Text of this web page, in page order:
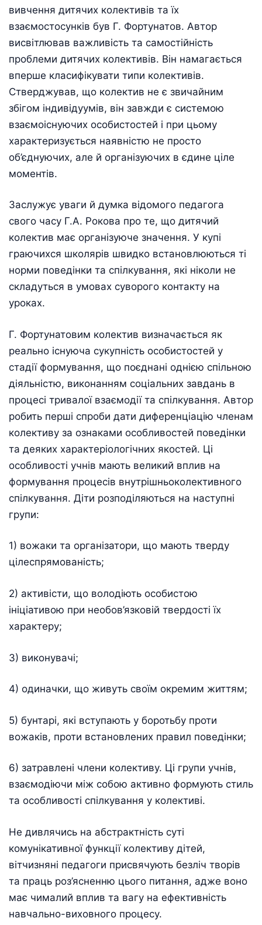
вивчення дитячих колективів та їх
взаємостосунків був Г. Фортунатов. Автор
висвітлював важливість та самостійність
проблеми дитячих колективів. Він намагається
вперше класифікувати типи колективів.
Стверджував, що колектив не є звичайним
збігом індивідуумів, він завжди є системою
взаємоіснуючих особистостей і при цьому
характеризується наявністю не просто
об’єднуючих, але й організуючих в єдине ціле
моментів.
Заслужує уваги й думка відомого педагога
свого часу Г.А. Рокова про те, що дитячий
колектив має організуюче значення. У купі
граючихся школярів швидко встановлюються ті
норми поведінки та спілкування, які ніколи не
складуться в умовах суворого контакту на
уроках.
Г. Фортунатовим колектив визначається як
реально існуюча сукупність особистостей у
стадії формування, що поєднані однією спільною
діяльністю, виконанням соціальних завдань в
процесі тривалої взаємодії та спілкування. Автор
робить перші спроби дати диференціацію членам
колективу за ознаками особливостей поведінки
та деяких характеріологічних якостей. Ці
особливості учнів мають великий вплив на
формування процесів внутрішньоколективного
спілкування. Діти розподіляються на наступні
групи:
1) вожаки та організатори, що мають тверду
цілеспрямованість;
2) активісти, що володіють особистою
ініціативою при необов’язковій твердості їх
характеру;
3) виконувачі;
4) одиначки, що живуть своїм окремим життям;
5) бунтарі, які вступають у боротьбу проти
вожаків, проти встановлених правил поведінки;
6) затравлені члени колективу. Ці групи учнів,
взаємодіючи між собою активно формують стиль
та особливості спілкування у колективі.
Не дивлячись на абстрактність суті
комунікативної функції колективу дітей,
вітчизняні педагоги присвячують безліч творів
та праць роз’ясненню цього питання, адже воно
має чималий вплив та вагу на ефективність
навчально-виховного процесу.